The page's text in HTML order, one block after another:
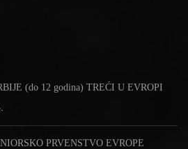
(do 12 godina) TREĆI U EVROPI
PRVENSTVO EVROPE